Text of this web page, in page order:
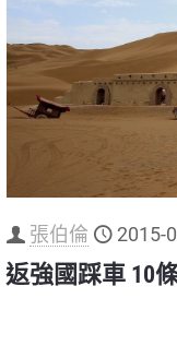
張伯倫 2015-
返強國踩車 10